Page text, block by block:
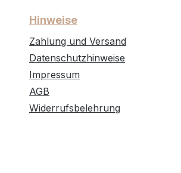
Hinweise
Zahlung und Versand
Datenschutzhinweise
Impressum
AGB
Widerrufsbelehrung